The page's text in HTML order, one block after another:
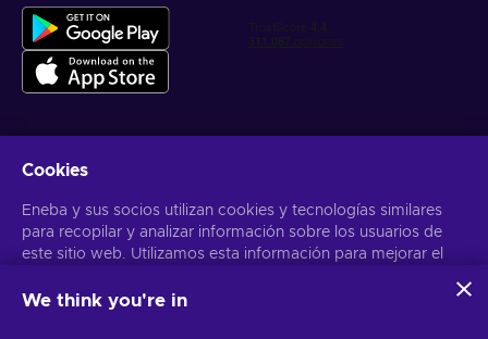
Obtén ofertas personalizadas de videojuegos
Suscribirse
Puedes darte de baja en cualquier momento. Visita el apartadoAviso
Cookies
Eneba y sus socios utilizan cookies y tecnologías similares
para recopilar y analizar información sobre los usuarios de
este sitio web. Utilizamos esta información para mejorar el
personales también pueden emplearse para personalizar los
We think you're in